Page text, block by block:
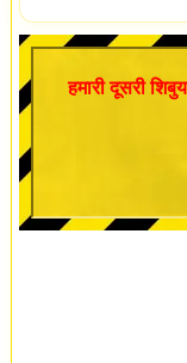
हमारी दूसरी